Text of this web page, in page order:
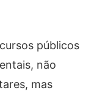
públicos
não
mas